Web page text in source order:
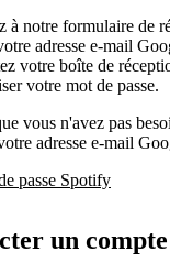
à notre formulaire de
adresse e-mail
votre boîte de
votre mot de passe.
vous n'avez pas
adresse e-mail
passe Spotify
un